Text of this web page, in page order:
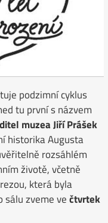
podzimní cyklus
tu první s názvem
muzea Jiří Prášek
historika Augusta
rozsáhlém
životě, včetně
která byla
sálu zveme večtvrtek